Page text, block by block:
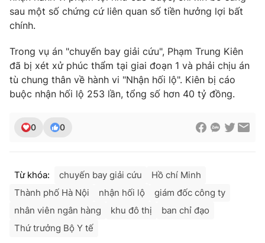
Ðiện thoại Thời báo VTV: 024.66 897 897
Email:
® Cấm sao chép dưới mọi hình thức nếu không có sự chấp
thuận bằng văn bản. Ghi rõ nguồn VTV.vn khi phát hành lại
thông tin từ website này.
sau một số chứng cứ liên quan số tiền hưởng lợi bất
chính.
Trong vụ án "chuyến bay giải cứu", Phạm Trung Kiên
đã bị xét xử phúc thẩm tại giai đoạn 1 và phải chịu án
tù chung thân về hành vi "Nhận hối lộ". Kiên bị cáo
buộc nhận hối lộ 253 lần, tổng số hơn 40 tỷ đồng.
0 0
Từ khóa: chuyến bay giải cứu
Hồ chí Minh
Thành phố Hà Nội
nhận hối lộ
giám đốc công ty
nhân viên ngân hàng
khu đô thị
ban chỉ đạo
Thứ trưởng Bộ Y tế